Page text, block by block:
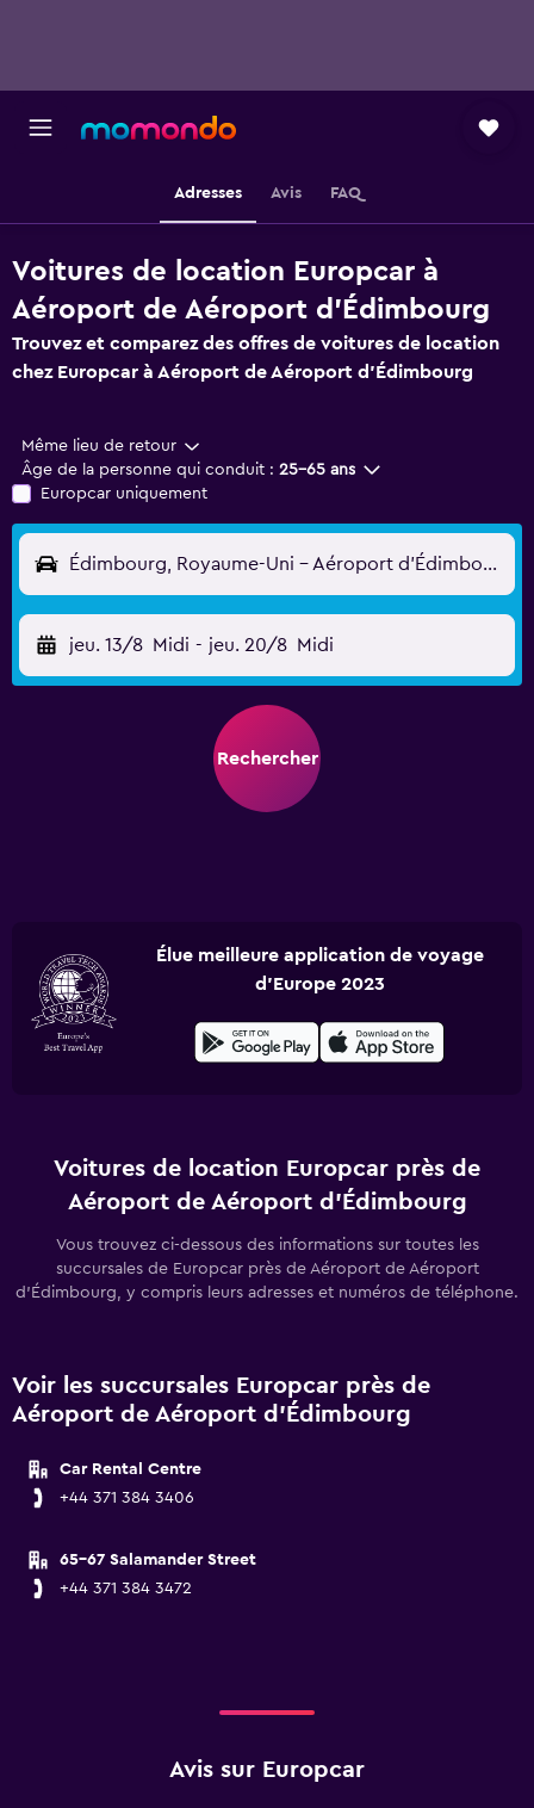
Adresses Avis FAQ
Voitures de location Europcar à
Aéroport de Aéroport d'Édimbourg
Trouvez et comparez des offres de voitures de location
chez Europcar à Aéroport de Aéroport d'Édimbourg
Même lieu de retour
Âge de la personne qui conduit : 25-65 ans
Europcar uniquement
Édimbourg, Royaume-Uni - Aéroport d'Édimbourg (EDI)
jeu. 13/8 Midi - jeu. 20/8 Midi
Rechercher
Élue meilleure application de voyage
d'Europe 2023
Voitures de location Europcar près de
Aéroport de Aéroport d'Édimbourg
Vous trouvez ci-dessous des informations sur toutes les
succursales de Europcar près de Aéroport de Aéroport
d'Édimbourg, y compris leurs adresses et numéros de téléphone.
Voir les succursales Europcar près de
Aéroport de Aéroport d'Édimbourg
Car Rental Centre
+44 371 384 3406
65-67 Salamander Street
+44 371 384 3472
Avis sur Europcar